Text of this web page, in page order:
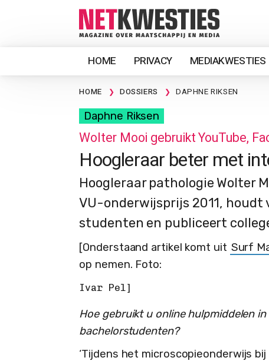
HOME PRIVACY MEDIAKWESTIES
HOME DOSSIERS DAPHNE RIKSEN
Daphne Riksen
Wolter Mooi gebruikt YouTube,
Hoogleraar beter met
Hoogleraar pathologie Wolter
VU-onderwijsprijs 2011,
studenten en publiceert
[Onderstaand artikel komt uit Surf
op nemen. Foto:
Hoe gebruikt u online hulpmiddelen
bachelorstudenten?
‘Tijdens het microscopieonderwijs